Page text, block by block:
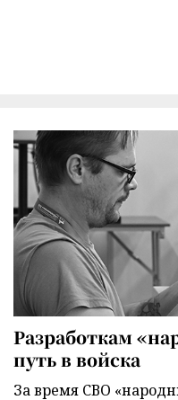
Разработкам
путь в войска
За время СВО